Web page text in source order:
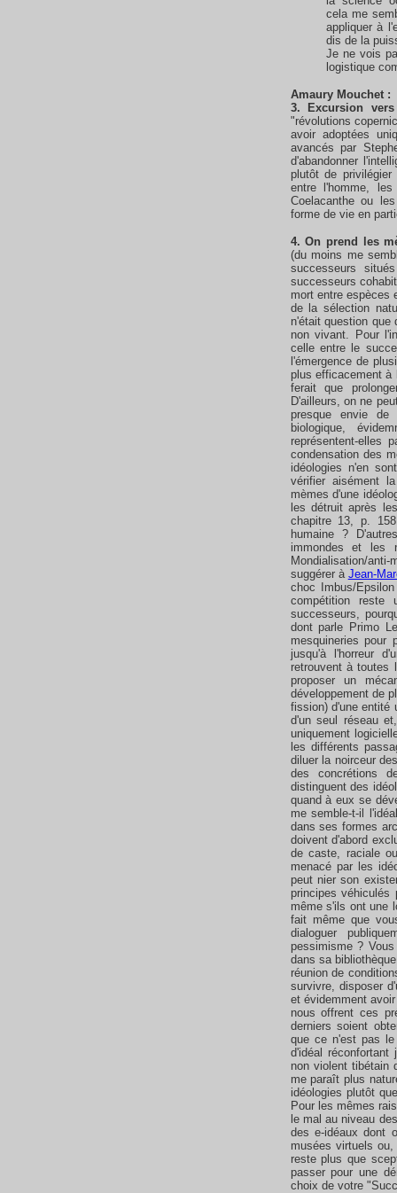
cela me
appliquer à
dis de la
Je ne vois
logistique
Amaury Mouchet:
3. Excursion
"révolutions
avoir adoptées
avancés par
d'abandonner
plutôt de
entre l'homme,
Coelacanthe ou
forme de vie en
4. On prend les
(du moins me
successeurs
successeurs
mort entre espèces
de la sélection
n'était question que
non vivant. Pour
celle entre le
l'émergence de
plus efficacement
ferait que
D'ailleurs, on ne
presque envie
biologique,
représentent-elles
condensation des
idéologies n'en
vérifier aisément
mèmes d'une
les détruit après
chapitre 13, p.
humaine ?
immondes et les
Mondialisation/
suggérer à Jean-
choc Imbus/
compétition reste
successeurs,
dont parle Primo
mesquineries pour
jusqu'à l'horreur
retrouvent à toutes
proposer un
développement de
fission) d'une entité
d'un seul réseau
uniquement
les différents
diluer la noirceur
des concrétions
distinguent des
quand à eux se
me semble-t-il
dans ses formes
doivent d'abord
de caste, raciale
menacé par les
peut nier son
principes
même s'ils ont une
fait même que
dialoguer
pessimisme ?
dans sa
réunion de
survivre, disposer
et évidemment
nous offrent ces
derniers soient
que ce n'est pas le
d'idéal réconfortant
non violent tibétain
me paraît plus
idéologies plutôt
Pour les mêmes
le mal au niveau
des e-idéaux dont
musées virtuels
reste plus que
passer pour une
choix de votre